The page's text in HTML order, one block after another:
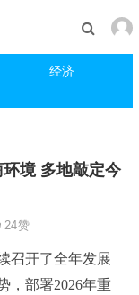
经济
境 多地敲定今
24赞
召开了全年发展
，部署2026年重